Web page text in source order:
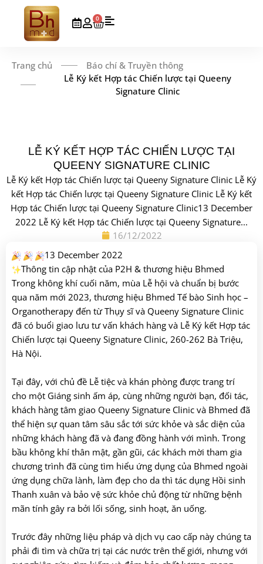
0
Trang chủ
Báo chí & Truyền thông
Lễ Ký kết Hợp tác Chiến lược tại Queeny
Signature Clinic
LỄ KÝ KẾT HỢP TÁC CHIẾN LƯỢC TẠI
QUEENY SIGNATURE CLINIC
Lễ Ký kết Hợp tác Chiến lược tại Queeny Signature Clinic Lễ Ký
kết Hợp tác Chiến lược tại Queeny Signature Clinic Lễ Ký kết
Hợp tác Chiến lược tại Queeny Signature Clinic13 December
2022 Lễ Ký kết Hợp tác Chiến lược tại Queeny Signature...
16/12/2022
13 December 2022
Thông tin cập nhật của P2H & thương hiệu Bhmed
Trong không khí cuối năm, mùa Lễ hội và chuẩn bị bước
qua năm mới 2023, thương hiệu Bhmed Tế bào Sinh học –
Organotherapy đến từ Thụy sĩ và Queeny Signature Clinic
đã có buổi giao lưu tư vấn khách hàng và Lễ Ký kết Hợp tác
Chiến lược tại Queeny Signature Clinic, 260-262 Bà Triệu,
Hà Nội.
Tại đây, với chủ đề Lễ tiệc và khán phòng được trang trí
cho một Giáng sinh ấm áp, cùng những người bạn, đối tác,
khách hàng tâm giao Queeny Signature Clinic và Bhmed đã
thể hiện sự quan tâm sâu sắc tới sức khỏe và sắc diện của
những khách hàng đã và đang đồng hành với mình. Trong
bầu không khí thân mật, gần gũi, các khách mời tham gia
chương trình đã cùng tìm hiểu ứng dụng của Bhmed ngoài
ứng dụng chữa lành, làm đẹp cho da thì tác dụng Hồi sinh
Thanh xuân và bảo vệ sức khỏe chủ động từ những bệnh
mãn tính gây ra bởi lối sống, sinh hoạt, ăn uống.
Trước đây những liệu pháp và dịch vụ cao cấp này chúng ta
phải đi tìm và chữa trị tại các nước trên thế giới, nhưng với